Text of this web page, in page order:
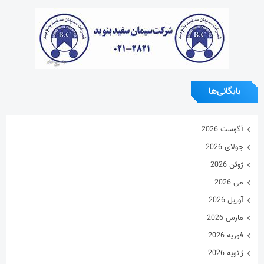
بایگانی‌ها
آگوست 2026
جولای 2026
ژوئن 2026
می 2026
آوریل 2026
مارس 2026
فوریه 2026
ژانویه 2026